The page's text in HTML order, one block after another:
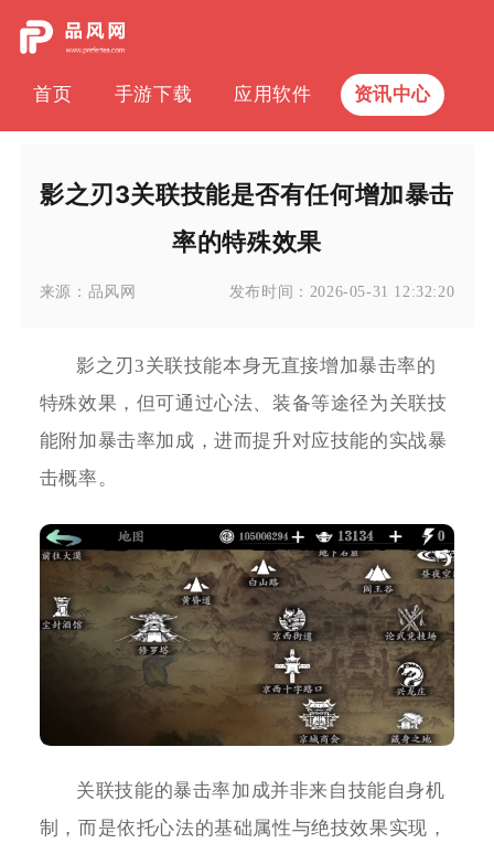
首页 手游下载 应用软件 资讯中心
影之刃3关联技能是否有任何增加暴击
率的特殊效果
来源： 品风网 发布时间： 2026-05-31 12:32:20
影之刃3关联技能本身无直接增加暴击率的
特殊效果，但可通过心法、装备等途径为关联技
能附加暴击率加成，进而提升对应技能的实战暴
击概率。
关联技能的暴击率加成并非来自技能自身机
制，而是依托心法的基础属性与绝技效果实现，